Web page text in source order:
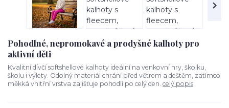
Pohodlné, nepromokavé a prodyšné kalhoty pro
aktivní děti
Kvalitní dívčí softshellové kalhoty ideální na venkovní hry, školku,
školu i výlety. Odolný materiál chrání před větrem a deštěm, zatímco
měkká vnitřní vrstva zajišťuje pohodlí po celý den. celý popis